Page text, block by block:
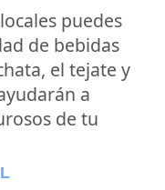
puedes
de bebidas
el tejate y
a
de tu